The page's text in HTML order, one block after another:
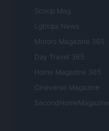
Scoop Mag
Lgbtqia News
Motors Magazine 365
Day Travel 365
Home Magazine 365
Cineverse Magazine
SecondHomeMagazine